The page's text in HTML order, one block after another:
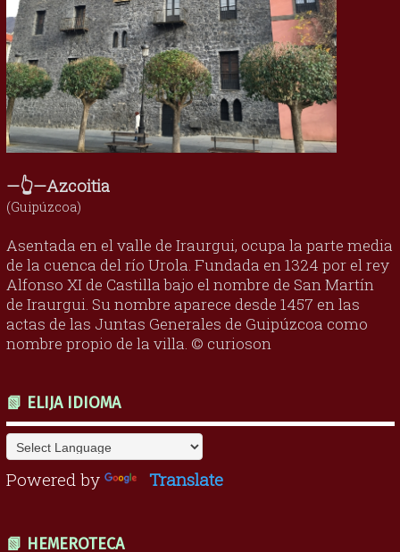
—👆—Azcoitia
(Guipúzcoa)
Asentada en el valle de Iraurgui, ocupa la parte media
de la cuenca del río Urola. Fundada en 1324 por el rey
Alfonso XI de Castilla bajo el nombre de San Martín
de Iraurgui. Su nombre aparece desde 1457 en las
actas de las Juntas Generales de Guipúzcoa como
nombre propio de la villa. © curioson
📗 ELIJA IDIOMA
Powered by Translate
📗 HEMEROTECA